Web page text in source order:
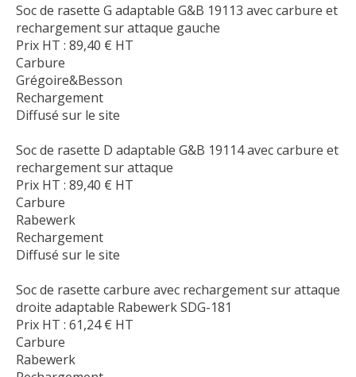
Soc de rasette G adaptable G&B 19113 avec carbure et
rechargement sur attaque gauche
Prix HT : 89,40 € HT
Carbure
Grégoire&Besson
Rechargement
Diffusé sur le site
Soc de rasette D adaptable G&B 19114 avec carbure et
rechargement sur attaque
Prix HT : 89,40 € HT
Carbure
Rabewerk
Rechargement
Diffusé sur le site
Soc de rasette carbure avec rechargement sur attaque
droite adaptable Rabewerk SDG-181
Prix HT : 61,24€ HT
Carbure
Rabewerk